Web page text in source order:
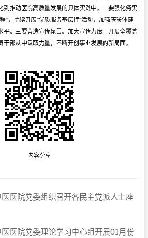
到推动医院高质量发展的具体实践中。二要强化务实
”，持续开展“优质服务基层行”活动，加强医联体建
平。三要营造宣传氛围。加大宣传力度，开展全覆盖
干部从中汲取力量，不断开创事业发展的新局面。
内容分享
医医院党委组织召开各民主党派人士座
医院党委理论学习中心组开展01月份